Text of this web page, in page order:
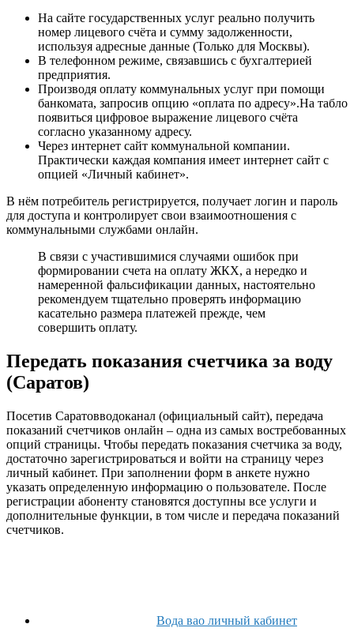
На сайте государственных услуг реально получить
номер лицевого счёта и сумму задолженности,
используя адресные данные (Только для Москвы).
В телефонном режиме, связавшись с бухгалтерией
предприятия.
Производя оплату коммунальных услуг при помощи
банкомата, запросив опцию «оплата по адресу».На табло
появиться цифровое выражение лицевого счёта
согласно указанному адресу.
Через интернет сайт коммунальной компании.
Практически каждая компания имеет интернет сайт с
опцией «Личный кабинет».
В нём потребитель регистрируется, получает логин и пароль
для доступа и контролирует свои взаимоотношения с
коммунальными службами онлайн.
В связи с участившимися случаями ошибок при
формировании счета на оплату ЖКХ, а нередко и
намеренной фальсификации данных, настоятельно
рекомендуем тщательно проверять информацию
касательно размера платежей прежде, чем
совершить оплату.
Передать показания счетчика за воду
(Саратов)
Посетив Саратовводоканал (официальный сайт), передача
показаний счетчиков онлайн – одна из самых востребованных
опций страницы. Чтобы передать показания счетчика за воду,
достаточно зарегистрироваться и войти на страницу через
личный кабинет. При заполнении форм в анкете нужно
указать определенную информацию о пользователе. После
регистрации абоненту становятся доступны все услуги и
дополнительные функции, в том числе и передача показаний
счетчиков.
Вода вао личный кабинет